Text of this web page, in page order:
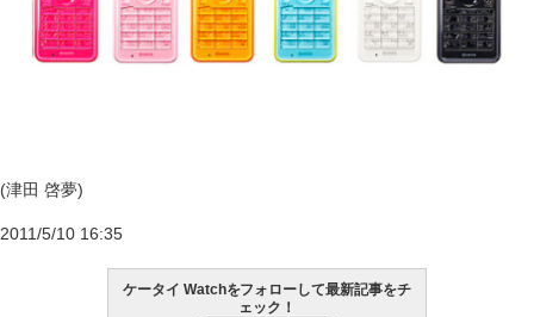
(津田 啓夢)
2011/5/10 16:35
ケータイ Watchをフォローして最新記事をチ
ェック！